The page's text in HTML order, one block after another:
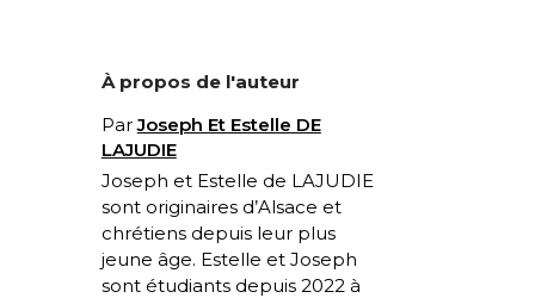
À propos de l'auteur
ParJoseph Et Estelle DE
LAJUDIE
Joseph et Estelle de LAJUDIE
sont originaires d’Alsace et
chrétiens depuis leur plus
jeune âge. Estelle et Joseph
sont étudiants depuis 2022 à